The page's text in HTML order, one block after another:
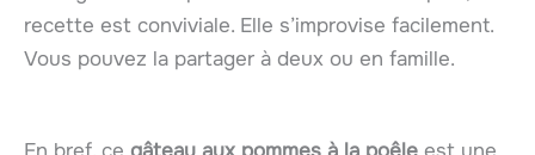
recette est conviviale. Elle s’improvise facilement.
Vous pouvez la partager à deux ou en famille.